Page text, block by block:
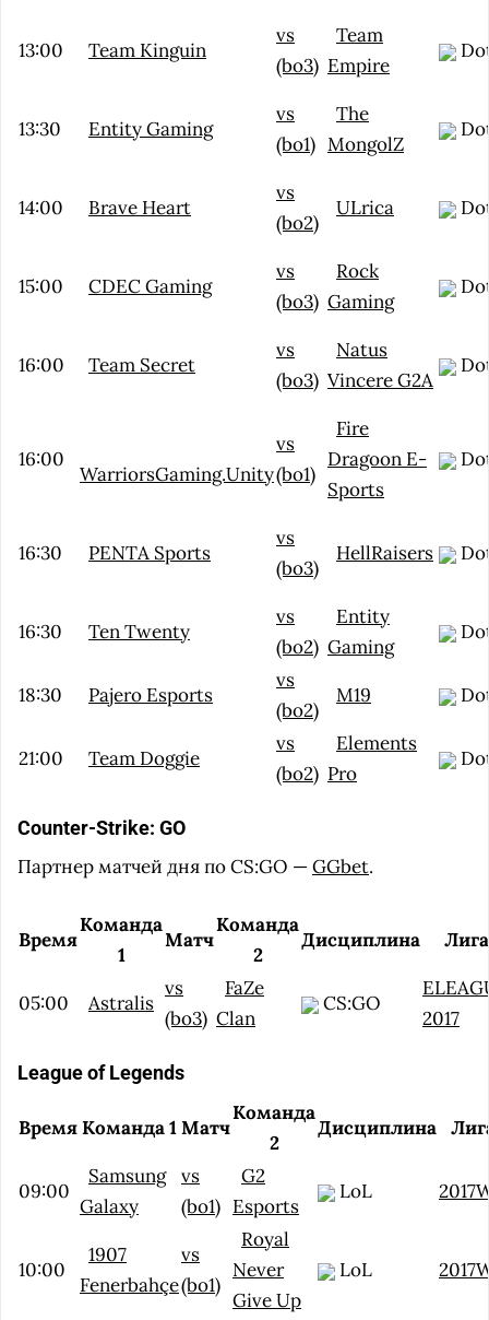
13:00 Team Kinguin
vs
(bo3)
Team
Empire
13:30 Entity Gaming
vs
(bo1)
The
MongolZ
14:00 Brave Heart
vs
(bo2)
ULrica
15:00 CDEC Gaming
vs
(bo3)
Rock
Gaming
16:00 Team Secret
vs
(bo3)
Natus
Vincere G2A
16:00
WarriorsGaming.Unity
vs
(bo1)
Fire
Dragoon E-
Sports
16:30 PENTA Sports
vs
(bo3)
HellRaisers
16:30 Ten Twenty
vs
(bo2)
Entity
Gaming
18:30 Pajero Esports
vs
(bo2)
M19
21:00 Team Doggie
vs
(bo2)
Elements
Pro
Counter-Strike: GO
Партнер матчей дня по CS:GO —GGbet.
Время
Команда
1
Матч
Команда
2
Дисциплина Лига
05:00 Astralis
vs
(bo3)
FaZe
Clan
CS:GO
2017
League of Legends
ВремяКоманда 1Матч
Команда
2
Дисциплина
09:00
Samsung
Galaxy
vs
(bo1)
G2
Esports
LoL
10:00
1907
Fenerbahçe
vs
(bo1)
Royal
Never
Give Up
LoL